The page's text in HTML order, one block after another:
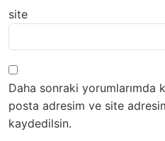
site
Daha sonraki yorumlarımda
posta adresim ve site
kaydedilsin.